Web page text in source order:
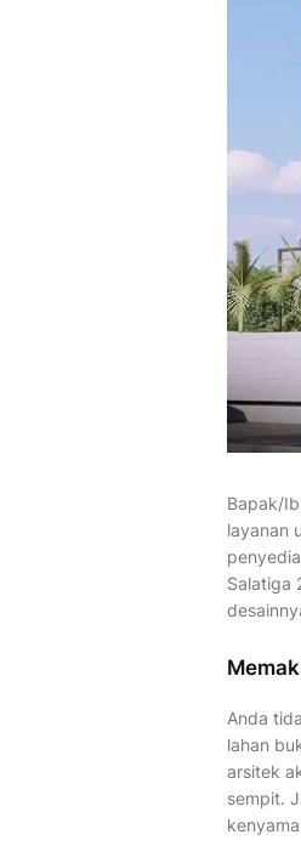
Bapak/
layanan
Salatiga
Anda
lahan
arsitek
sempit.